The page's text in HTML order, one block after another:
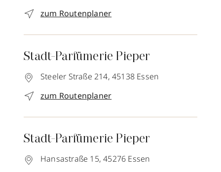
zum Routenplaner
Stadt-Parfümerie Pieper
Steeler Straße 214, 45138 Essen
zum Routenplaner
Stadt-Parfümerie Pieper
Hansastraße 15, 45276 Essen